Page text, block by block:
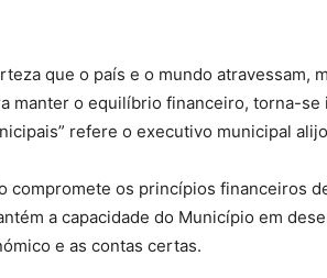
que o país e o mundo atravessam,
manter o equilíbrio financeiro, torna-
refere o executivo municipal
compromete os princípios financeiros
a capacidade do Município em
e as contas certas.